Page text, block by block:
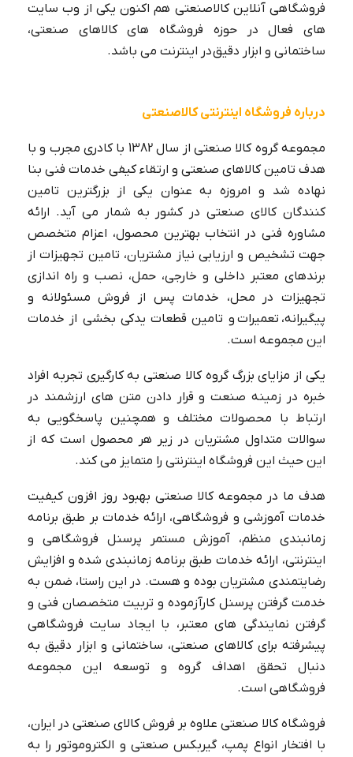
فروشگاهی آنلاین کالاصنعتی هم اکنون یکی از وب سایت
های فعال در حوزه فروشگاه های کالاهای صنعتی،
ساختمانی و ابزار دقیق در اینترنت می باشد.
درباره فروشگاه اینترنتی کالاصنعتی
مجموعه گروه کالا صنعتی از سال 1382 با کادری مجرب و با
هدف تامین کالاهای صنعتی و ارتقاء کیفی خدمات فنی بنا
نهاده شد و امروزه به عنوان یکی از بزرگترین تامین
کنندگان کالای صنعتی در کشور به شمار می آید. ارائه
مشاوره فنی در انتخاب بهترین محصول، اعزام متخصص
جهت تشخیص و ارزیابی نیاز مشتریان، تامین تجهیزات از
برندهای معتبر داخلی و خارجی، حمل، نصب و راه اندازی
تجهیزات در محل، خدمات پس از فروش مسئولانه و
پیگیرانه، تعمیرات و تامین قطعات یدکی بخشی از خدمات
این مجموعه است.
یکی از مزایای بزرگ گروه کالا صنعتی به کارگیری تجربه افراد
خبره در زمینه صنعت و قرار دادن متن های ارزشمند در
ارتباط با محصولات مختلف و همچنین پاسخگویی به
سوالات متداول مشتریان در زیر هر محصول است که از
این حیث این فروشگاه اینترنتی را متمایز می کند.
هدف ما در مجموعه کالا صنعتی بهبود روز افزون کیفیت
خدمات آموزشی و فروشگاهی، ارائه خدمات بر طبق برنامه
زمانبندی منظم، آموزش مستمر پرسنل فروشگاهی و
اینترنتی، ارائه خدمات طبق برنامه زمانبندی شده و افزایش
رضایتمندی مشتریان بوده و هست. در این راستا، ضمن به
خدمت گرفتن پرسنل کارآزموده و تربیت متخصصان فنی و
گرفتن نمایندگی های معتبر، با ایجاد سایت فروشگاهی
پیشرفته برای کالاهای صنعتی، ساختمانی و ابزار دقیق به
دنبال تحقق اهداف گروه و توسعه این مجموعه
فروشگاهی است.
فروشگاه کالا صنعتی علاوه بر فروش کالای صنعتی در ایران،
با افتخار انواع پمپ، گیربکس صنعتی و الکتروموتور را به